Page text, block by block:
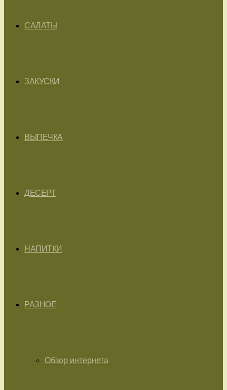
САЛАТЫ
ЗАКУСКИ
ВЫПЕЧКА
ДЕСЕРТ
НАПИТКИ
РАЗНОЕ
Обзор интернета